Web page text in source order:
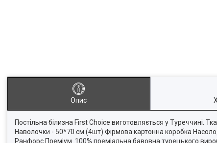
Опис
Постільна білизна First Choice виготовляється у
Наволочки - 50*70 см (4шт) Фірмова картонна коробка
Ранфорс Преміум. 100% преміальна бавовна турецького